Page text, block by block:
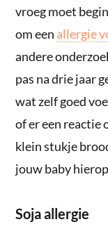
vroeg moet
om een allergie
andere
pas na drie jaar
wat zelf goed
of er een reactie
klein stukje
jouw baby
Soja allergie